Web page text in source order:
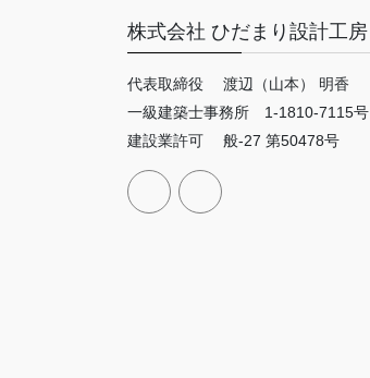
株式会社 ひだまり設計工房
代表取締役 渡辺（山本） 明香
一級建築士事務所 1-1810-7115号
建設業許可 般-27 第50478号